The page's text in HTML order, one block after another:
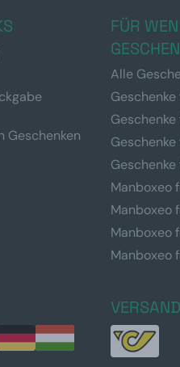
Geschenken
FÜR
Alle
Manboxeo
Manboxeo
Manboxeo
Manboxeo